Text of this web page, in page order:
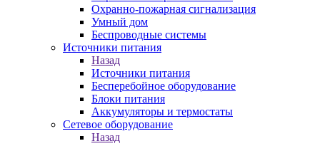
Охранно-пожарная сигнализация
Умный дом
Беспроводные системы
Источники питания
Назад
Источники питания
Бесперебойное оборудование
Блоки питания
Аккумуляторы и термостаты
Сетевое оборудование
Назад